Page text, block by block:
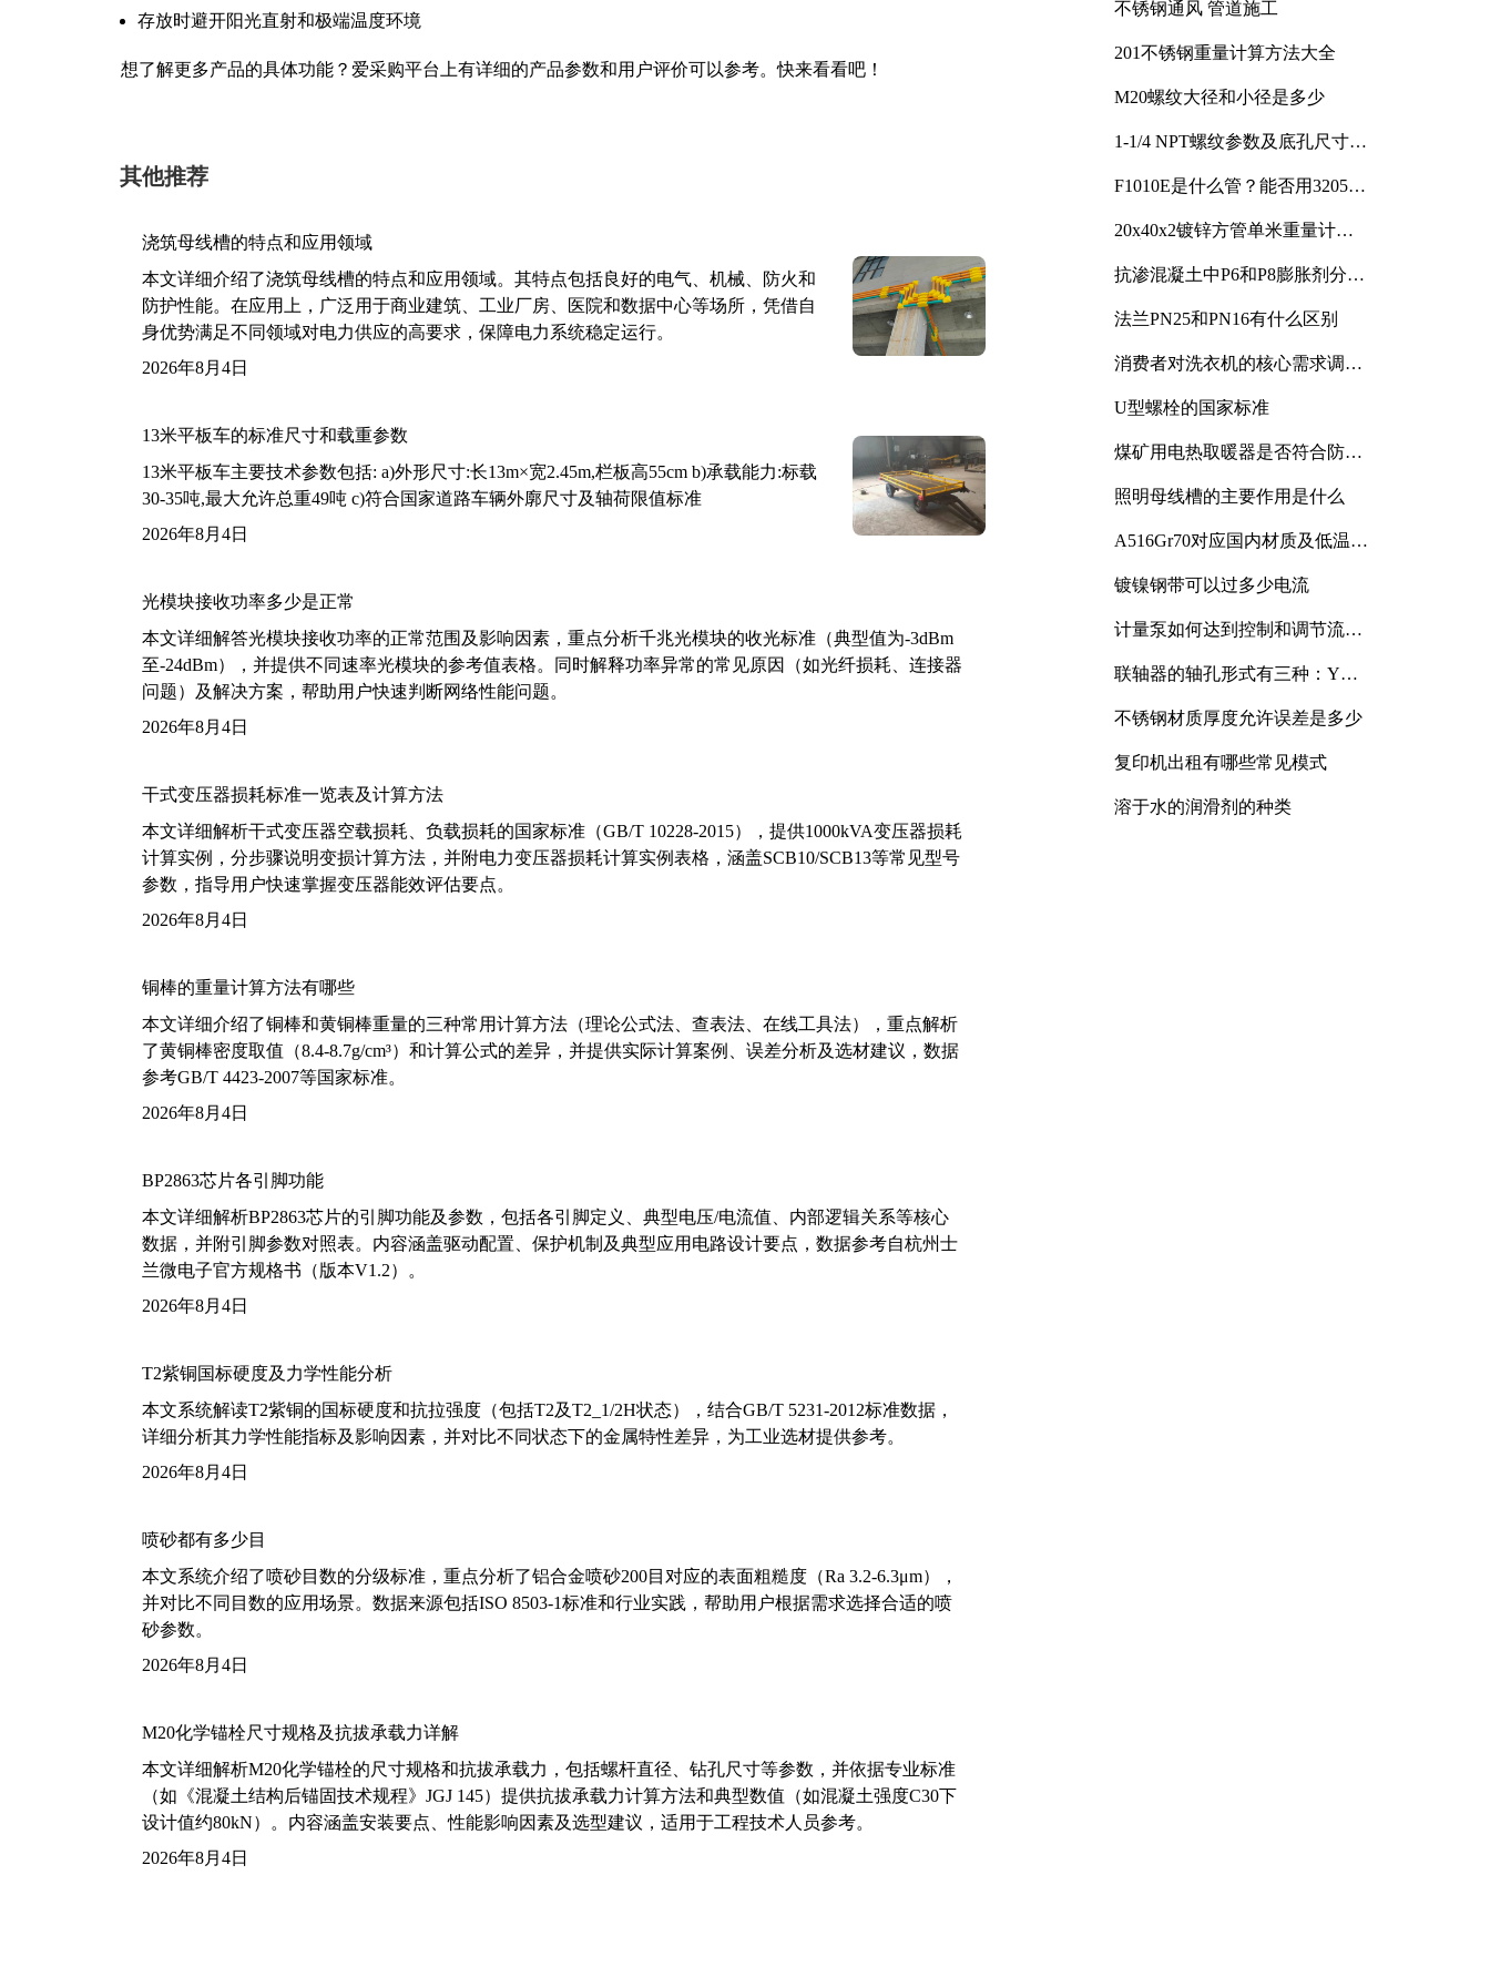
存放时避开阳光直射和极端温度环境
想了解更多产品的具体功能？爱采购平台上有详细的产品参数和用户评价可以参考。快来看看吧！
其他推荐
浇筑母线槽的特点和应用领域
本文详细介绍了浇筑母线槽的特点和应用领域。其特点包括良好的电气、机械、防火和
防护性能。在应用上，广泛用于商业建筑、工业厂房、医院和数据中心等场所，凭借自
身优势满足不同领域对电力供应的高要求，保障电力系统稳定运行。
2026年8月4日
13米平板车的标准尺寸和载重参数
13米平板车主要技术参数包括: a)外形尺寸:长13m×宽2.45m,栏板高55cm b)承载能力:标载
30-35吨,最大允许总重49吨 c)符合国家道路车辆外廓尺寸及轴荷限值标准
2026年8月4日
光模块接收功率多少是正常
本文详细解答光模块接收功率的正常范围及影响因素，重点分析千兆光模块的收光标准（典型值为-3dBm
至-24dBm），并提供不同速率光模块的参考值表格。同时解释功率异常的常见原因（如光纤损耗、连接器
问题）及解决方案，帮助用户快速判断网络性能问题。
2026年8月4日
干式变压器损耗标准一览表及计算方法
本文详细解析干式变压器空载损耗、负载损耗的国家标准（GB/T 10228-2015），提供1000kVA变压器损耗
计算实例，分步骤说明变损计算方法，并附电力变压器损耗计算实例表格，涵盖SCB10/SCB13等常见型号
参数，指导用户快速掌握变压器能效评估要点。
2026年8月4日
铜棒的重量计算方法有哪些
本文详细介绍了铜棒和黄铜棒重量的三种常用计算方法（理论公式法、查表法、在线工具法），重点解析
了黄铜棒密度取值（8.4-8.7g/cm³）和计算公式的差异，并提供实际计算案例、误差分析及选材建议，数据
参考GB/T 4423-2007等国家标准。
2026年8月4日
BP2863芯片各引脚功能
本文详细解析BP2863芯片的引脚功能及参数，包括各引脚定义、典型电压/电流值、内部逻辑关系等核心
数据，并附引脚参数对照表。内容涵盖驱动配置、保护机制及典型应用电路设计要点，数据参考自杭州士
兰微电子官方规格书（版本V1.2）。
2026年8月4日
T2紫铜国标硬度及力学性能分析
本文系统解读T2紫铜的国标硬度和抗拉强度（包括T2及T2_1/2H状态），结合GB/T 5231-2012标准数据，
详细分析其力学性能指标及影响因素，并对比不同状态下的金属特性差异，为工业选材提供参考。
2026年8月4日
喷砂都有多少目
本文系统介绍了喷砂目数的分级标准，重点分析了铝合金喷砂200目对应的表面粗糙度（Ra 3.2-6.3μm），
并对比不同目数的应用场景。数据来源包括ISO 8503-1标准和行业实践，帮助用户根据需求选择合适的喷
砂参数。
2026年8月4日
M20化学锚栓尺寸规格及抗拔承载力详解
本文详细解析M20化学锚栓的尺寸规格和抗拔承载力，包括螺杆直径、钻孔尺寸等参数，并依据专业标准
（如《混凝土结构后锚固技术规程》JGJ 145）提供抗拔承载力计算方法和典型数值（如混凝土强度C30下
设计值约80kN）。内容涵盖安装要点、性能影响因素及选型建议，适用于工程技术人员参考。
2026年8月4日
不锈钢通风 管道施工
201不锈钢重量计算方法大全
M20螺纹大径和小径是多少
1-1/4 NPT螺纹参数及底孔尺寸详
F1010E是什么管？能否用3205或
20x40x2镀锌方管单米重量计算
抗渗混凝土中P6和P8膨胀剂分别
法兰PN25和PN16有什么区别
消费者对洗衣机的核心需求调研
U型螺栓的国家标准
煤矿用电热取暖器是否符合防爆
照明母线槽的主要作用是什么
A516Gr70对应国内材质及低温冲
镀镍钢带可以过多少电流
计量泵如何达到控制和调节流量
联轴器的轴孔形式有三种：Y
不锈钢材质厚度允许误差是多少
复印机出租有哪些常见模式
溶于水的润滑剂的种类